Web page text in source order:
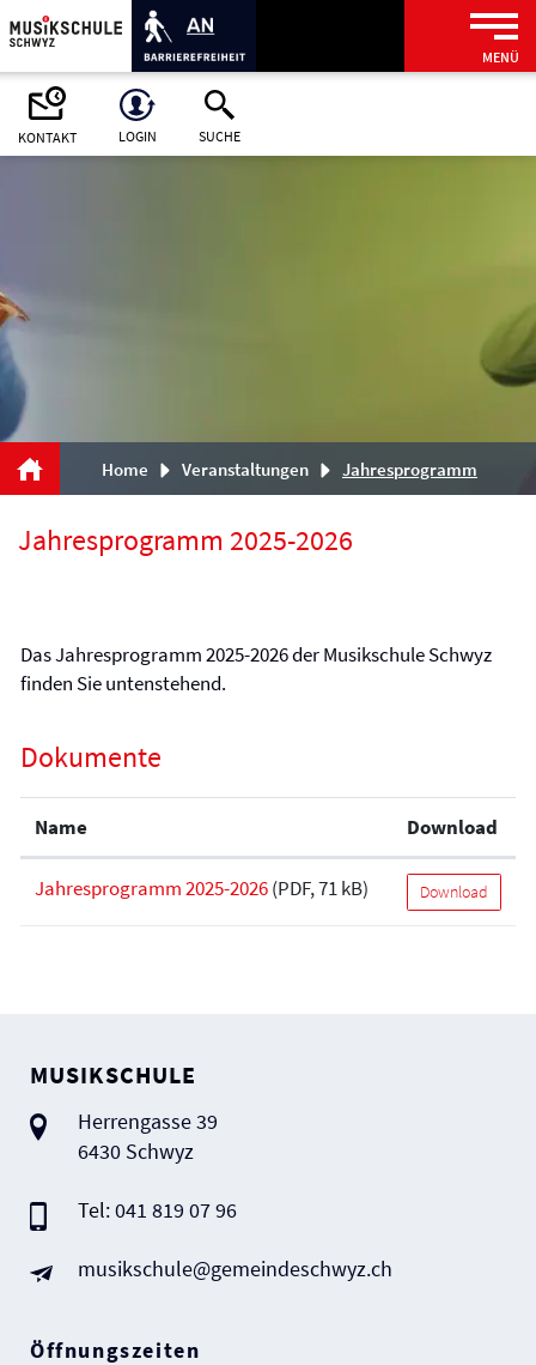
zur Startseite
Direkt zur Hauptnavigation
Direkt zum Inhalt
Direkt zur Suche
Direkt zum Stichwortverzeichnis
Kopfzeile
MENÜ
KONTAKT LOGIN SUCHE
Home Veranstaltungen Jahresprogramm
Jahresprogramm 2025-2026
Das Jahresprogramm 2025-2026 der Musikschule Schwyz
finden Sie untenstehend.
Dokumente
Name Download
Jahresprogramm 2025-2026(PDF, 71 kB) Download
MUSIKSCHULE
Herrengasse 39
6430 Schwyz
Tel:041 819 07 96
musikschule@gemeindeschwyz.ch
Öffnungszeiten